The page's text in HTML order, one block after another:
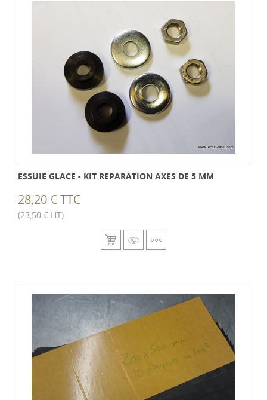
ESSUIE GLACE - KIT REPARATION AXES DE 5 MM
28,20 € TTC
(23,50 € HT)